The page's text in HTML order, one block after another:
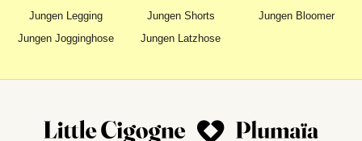
Jungen Legging
Jungen Shorts
Jungen Bloomer
Jungen Jogginghose
Jungen Latzhose